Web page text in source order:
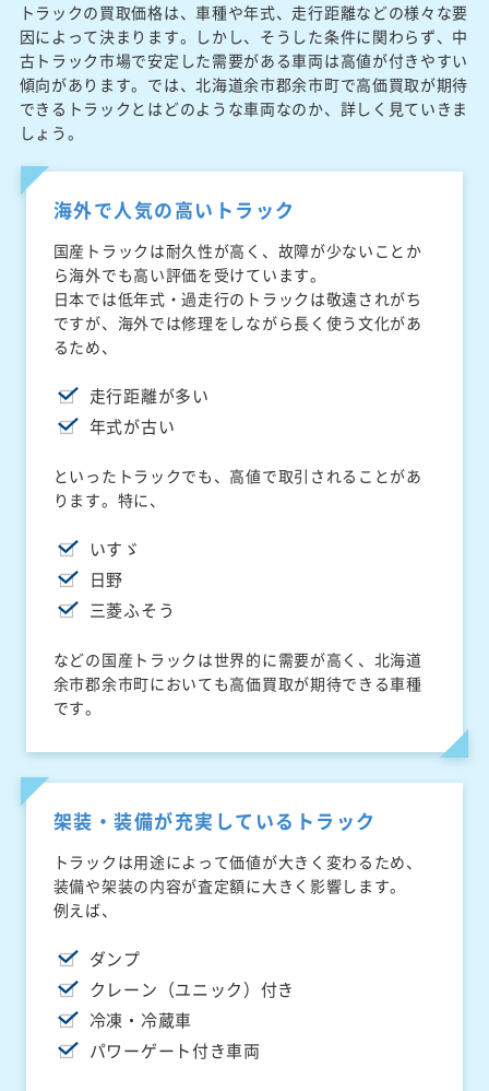
トラックの買取価格は、車種や年式、走行距離などの様々な要
因によって決まります。しかし、そうした条件に関わらず、中
古トラック市場で安定した需要がある車両は高値が付きやすい
傾向があります。では、北海道余市郡余市町で高価買取が期待
できるトラックとはどのような車両なのか、詳しく見ていきま
しょう。
海外で人気の高いトラック
国産トラックは耐久性が高く、故障が少ないことか
ら海外でも高い評価を受けています。
日本では低年式・過走行のトラックは敬遠されがち
ですが、海外では修理をしながら長く使う文化があ
るため、
走行距離が多い
年式が古い
といったトラックでも、高値で取引されることがあ
ります。特に、
いすゞ
日野
三菱ふそう
などの国産トラックは世界的に需要が高く、北海道
余市郡余市町においても高価買取が期待できる車種
です。
架装・装備が充実しているトラック
トラックは用途によって価値が大きく変わるため、
装備や架装の内容が査定額に大きく影響します。
例えば、
ダンプ
クレーン（ユニック）付き
冷凍・冷蔵車
パワーゲート付き車両